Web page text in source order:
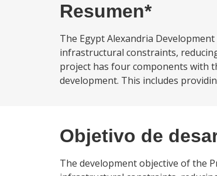
Resumen*
The Egypt Alexandria
infrastructural constraints,
project has four components with
development. This includes
Objetivo de
The development objective of the